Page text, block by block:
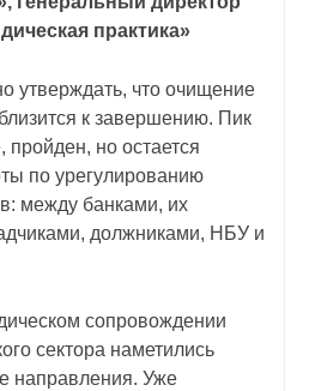
практика»
утверждать, что очищение
к завершению. Пик
но остается
по урегулированию
между банками, их
должниками, НБУ и
сопровождении
сектора наметились
направления. Уже